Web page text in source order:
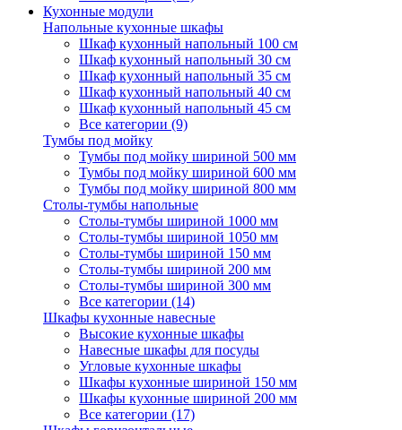
Кухонные модули
Напольные кухонные шкафы
Шкаф кухонный напольный 100 см
Шкаф кухонный напольный 30 см
Шкаф кухонный напольный 35 см
Шкаф кухонный напольный 40 см
Шкаф кухонный напольный 45 см
Все категории (9)
Тумбы под мойку
Тумбы под мойку шириной 500 мм
Тумбы под мойку шириной 600 мм
Тумбы под мойку шириной 800 мм
Столы-тумбы напольные
Столы-тумбы шириной 1000 мм
Столы-тумбы шириной 1050 мм
Столы-тумбы шириной 150 мм
Столы-тумбы шириной 200 мм
Столы-тумбы шириной 300 мм
Все категории (14)
Шкафы кухонные навесные
Высокие кухонные шкафы
Навесные шкафы для посуды
Угловые кухонные шкафы
Шкафы кухонные шириной 150 мм
Шкафы кухонные шириной 200 мм
Все категории (17)